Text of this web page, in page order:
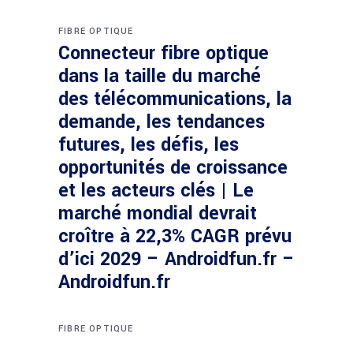
FIBRE OPTIQUE
Connecteur fibre optique
dans la taille du marché
des télécommunications, la
demande, les tendances
futures, les défis, les
opportunités de croissance
et les acteurs clés | Le
marché mondial devrait
croître à 22,3% CAGR prévu
d’ici 2029 – Androidfun.fr –
Androidfun.fr
FIBRE OPTIQUE